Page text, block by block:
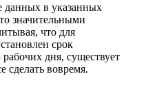
данных в указанных
значительными
что для
срок
дня, существует
сделать вовремя.